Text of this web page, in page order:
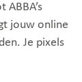
jouw online
Je pixels